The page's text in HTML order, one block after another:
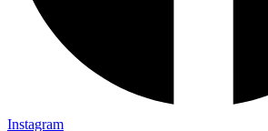
Instagram